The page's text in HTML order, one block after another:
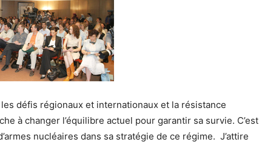
défis régionaux et internationaux et la résistance
à changer l’équilibre actuel pour garantir sa survie. C’est
nucléaires dans sa stratégie de ce régime. J’attire